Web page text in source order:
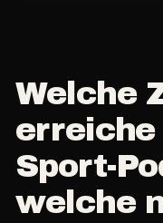
Welche
erreiche
Sport-
welche